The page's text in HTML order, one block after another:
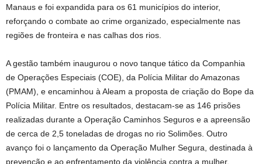
Manaus e foi expandida para os 61 municípios do interior,
reforçando o combate ao crime organizado, especialmente nas
regiões de fronteira e nas calhas dos rios.
A gestão também inaugurou o novo tanque tático da Companhia
de Operações Especiais (COE), da Polícia Militar do Amazonas
(PMAM), e encaminhou à Aleam a proposta de criação do Bope da
Polícia Militar. Entre os resultados, destacam-se as 146 prisões
realizadas durante a Operação Caminhos Seguros e a apreensão
de cerca de 2,5 toneladas de drogas no rio Solimões. Outro
avanço foi o lançamento da Operação Mulher Segura, destinada à
prevenção e ao enfrentamento da violência contra a mulher.